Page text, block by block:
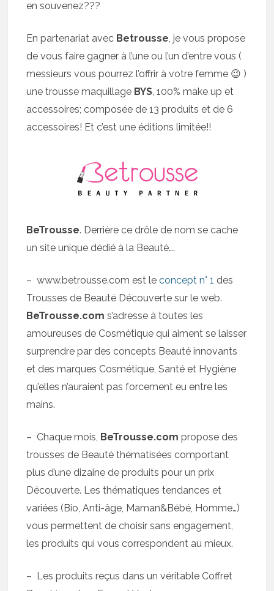
en souvenez???
En partenariat avec Betrousse, je vous propose
de vous faire gagner à l’une ou l’un d’entre vous (
messieurs vous pourrez l’offrir à votre femme 😉 )
une trousse maquillage BYS, 100% make up et
accessoires; composée de 13 produits et de 6
accessoires! Et c’est une éditions limitée!!
BeTrousse. Derrière ce drôle de nom se cache
un site unique dédié à la Beauté….
– www.betrousse.com est leconcept n° 1 des
Trousses de Beauté Découverte sur le web.
BeTrousse.com s’adresse à toutes les
amoureuses de Cosmétique qui aiment se laisser
surprendre par des concepts Beauté innovants
et des marques Cosmétique, Santé et Hygiène
qu’elles n’auraient pas forcement eu entre les
mains.
– Chaque mois, BeTrousse.com propose des
trousses de Beauté thématisées comportant
plus d’une dizaine de produits pour un prix
Découverte. Les thématiques tendances et
variées (Bio, Anti-âge, Maman&Bébé, Homme…)
vous permettent de choisir sans engagement,
les produits qui vous correspondent au mieux.
– Les produits reçus dans un véritable Coffret